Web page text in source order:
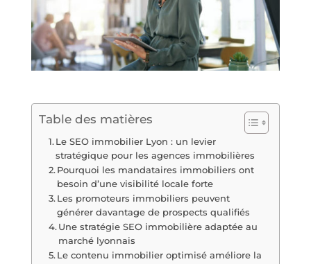
Table des matières
Le SEO immobilier Lyon : un levier
stratégique pour les agences immobilières
Pourquoi les mandataires immobiliers ont
besoin d’une visibilité locale forte
Les promoteurs immobiliers peuvent
générer davantage de prospects qualifiés
Une stratégie SEO immobilière adaptée au
marché lyonnais
Le contenu immobilier optimisé améliore la